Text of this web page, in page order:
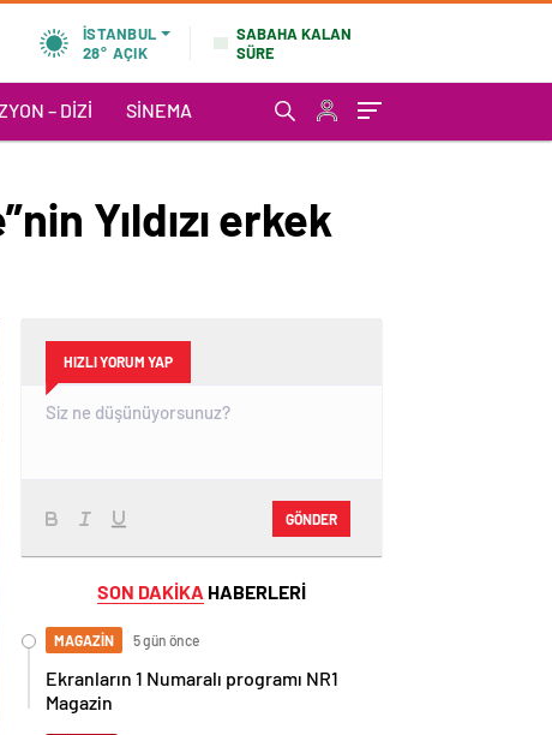
İSTANBUL
28° AÇIK
SABAHA KALAN
SÜRE
– DIZI SINEMA
Yıldızı erkek
HIZLI YORUM YAP
GÖNDER
SON DAKİKA HABERLERİ
MAGAZİN 5 gün önce
Ekranların 1 Numaralı programı NR1
Magazin